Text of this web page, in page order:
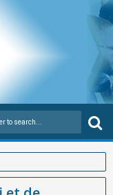
projets avec